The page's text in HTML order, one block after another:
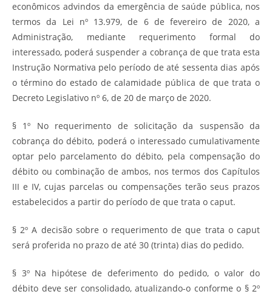
econômicos advindos da emergência de saúde pública, nos
termos da Lei nº 13.979, de 6 de fevereiro de 2020, a
Administração, mediante requerimento formal do
interessado, poderá suspender a cobrança de que trata esta
Instrução Normativa pelo período de até sessenta dias após
o término do estado de calamidade pública de que trata o
Decreto Legislativo nº 6, de 20 de março de 2020.
§ 1º No requerimento de solicitação da suspensão da
cobrança do débito, poderá o interessado cumulativamente
optar pelo parcelamento do débito, pela compensação do
débito ou combinação de ambos, nos termos dos Capítulos
III e IV, cujas parcelas ou compensações terão seus prazos
estabelecidos a partir do período de que trata o caput.
§ 2º A decisão sobre o requerimento de que trata o caput
será proferida no prazo de até 30 (trinta) dias do pedido.
§ 3º Na hipótese de deferimento do pedido, o valor do
débito deve ser consolidado, atualizando-o conforme o § 2º